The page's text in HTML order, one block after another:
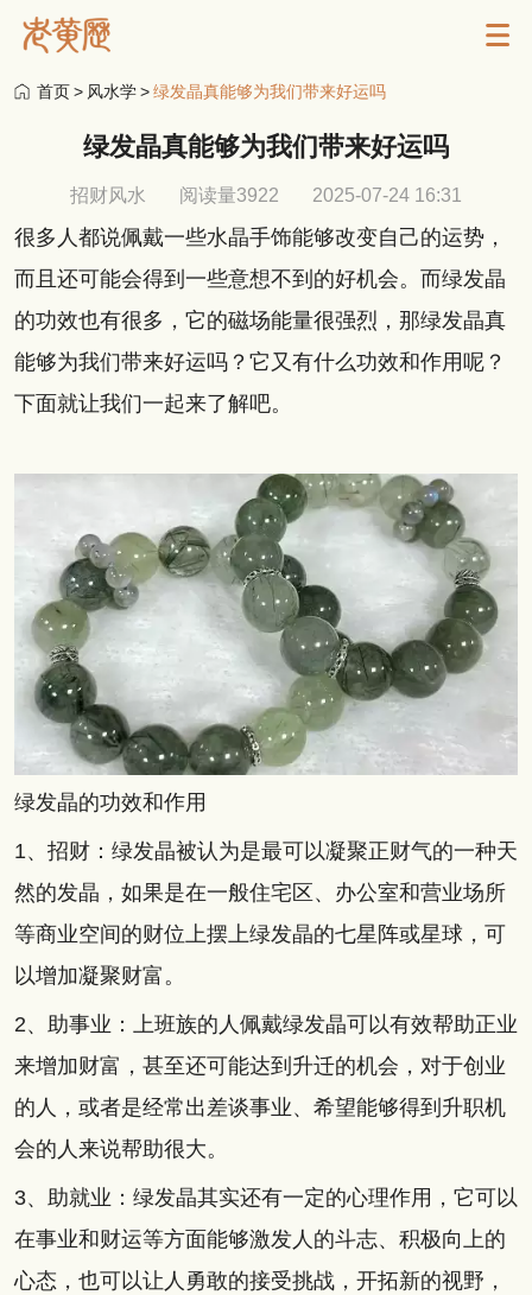
首页> 风水学>绿发晶真能够为我们带来好运吗
绿发晶真能够为我们带来好运吗
招财风水 阅读量3922 2025-07-24 16:31
很多人都说佩戴一些水晶手饰能够改变自己的运势，
而且还可能会得到一些意想不到的好机会。而绿发晶
的功效也有很多，它的磁场能量很强烈，那绿发晶真
能够为我们带来好运吗？它又有什么功效和作用呢？
下面就让我们一起来了解吧。
绿发晶的功效和作用
1、招财：绿发晶被认为是最可以凝聚正财气的一种天
然的发晶，如果是在一般住宅区、办公室和营业场所
等商业空间的财位上摆上绿发晶的七星阵或星球，可
以增加凝聚财富。
2、助事业：上班族的人佩戴绿发晶可以有效帮助正业
来增加财富，甚至还可能达到升迁的机会，对于创业
的人，或者是经常出差谈事业、希望能够得到升职机
会的人来说帮助很大。
3、助就业：绿发晶其实还有一定的心理作用，它可以
在事业和财运等方面能够激发人的斗志、积极向上的
心态，也可以让人勇敢的接受挑战，开拓新的视野，